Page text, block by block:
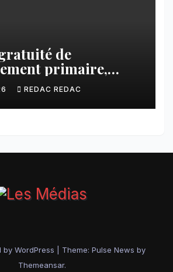
de
primaire,
du Président
réaffirmée
du
REDAC REDAC
WordPress Theme: Pulse News by
Themeansar.